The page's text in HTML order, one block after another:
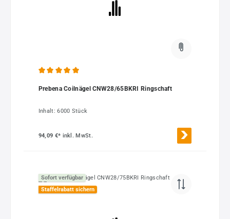
Prebena Coilnägel CNW28/65BKRI Ringschaft
Inhalt:6000 Stück
94,09 €* inkl. MwSt.
Sofort verfügbar
Staffelrabatt sichern